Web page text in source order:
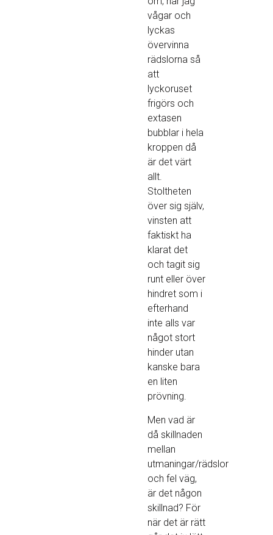
vågar och
lyckas
övervinna
rädslorna så
att
lyckoruset
frigörs och
extasen
bubblar i hela
kroppen då
är det värt
allt.
Stoltheten
över sig själv,
vinsten att
faktiskt ha
klarat det
och tagit sig
runt eller över
hindret som i
efterhand
inte alls var
något stort
hinder utan
kanske bara
en liten
prövning.
Men vad är
då skillnaden
mellan
utmaningar/rädslor
och fel väg,
är det någon
skillnad? För
när det är rätt